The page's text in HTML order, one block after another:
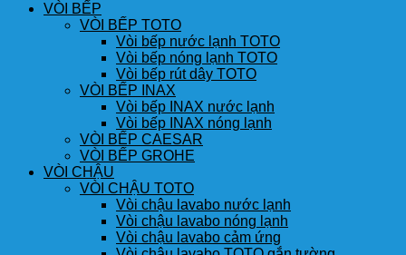
VÒI BẾP
VÒI BẾP TOTO
Vòi bếp nước lạnh TOTO
Vòi bếp nóng lạnh TOTO
Vòi bếp rút dây TOTO
VÒI BẾP INAX
Vòi bếp INAX nước lạnh
Vòi bếp INAX nóng lạnh
VÒI BẾP CAESAR
VÒI BẾP GROHE
VÒI CHẬU
VÒI CHẬU TOTO
Vòi chậu lavabo nước lạnh
Vòi chậu lavabo nóng lạnh
Vòi chậu lavabo cảm ứng